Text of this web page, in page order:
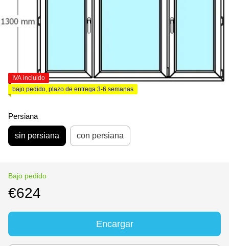
IVA incluido
bajo pedido, plazo de entrega 3-6 semanas
Persiana
sin persiana con persiana
Bajo pedido
€624
Encargar